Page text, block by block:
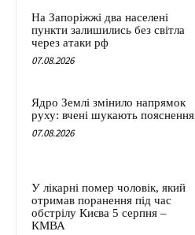
На Запоріжжі два населені
пункти залишились без світла
через атаки рф
07.08.2026
Ядро Землі змінило напрямок
руху: вчені шукають пояснення
07.08.2026
У лікарні помер чоловік, який
отримав поранення під час
обстрілу Києва 5 серпня –
КМВА